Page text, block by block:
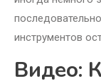
инструментов
Видео: